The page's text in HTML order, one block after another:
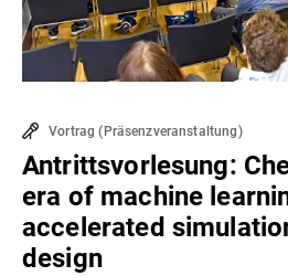
Vortrag (Präsenzveranstaltung)
Antrittsvorlesung:
era of machine
accelerated
design